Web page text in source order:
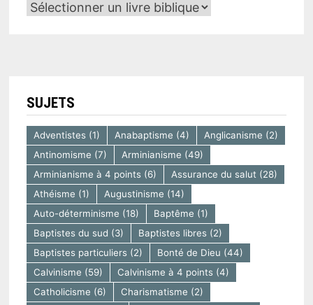
SUJETS
Adventistes(1) Anabaptisme (4) Anglicanisme (2)
Antinomisme (7) Arminianisme (49)
Arminianisme à 4 points(6) Assurance du salut(28)
Athéisme (1) Augustinisme (14)
Auto-déterminisme (18) Baptême (1)
Baptistes du sud (3) Baptistes libres(2)
Baptistes particuliers(2) Bonté de Dieu (44)
Calvinisme (59) Calvinisme à 4 points(4)
Catholicisme (6) Charismatisme (2)